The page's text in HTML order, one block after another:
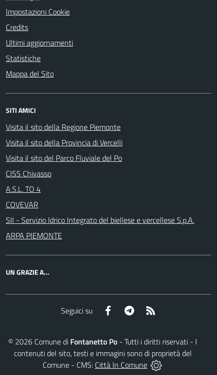
Impostazioni Cookie
Credits
Ultimi aggiornamenti
Statistiche
Mappa del Sito
SITI AMICI
Visita il sito della Regione Piemonte
Visita il sito della Provincia di Vercelli
Visita il sito del Parco Fluviale del Po
CISS Chivasso
A.S.L. TO 4
COVEVAR
SII - Servizio Idrico Integrato del biellese e vercellese S.p.A.
ARPA PIEMONTE
UN GRAZIE A...
Seguici su Facebook Telegram
© 2026 Comune di Fontanetto Po - Tutti i diritti riservati - I
contenuti del sito, testi e immagini sono di proprietà del
Comune - CMS: Città In Comune